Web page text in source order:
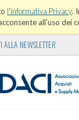
l'informativa Privacy.
all'uso dei
ALLA NEWSLETTER